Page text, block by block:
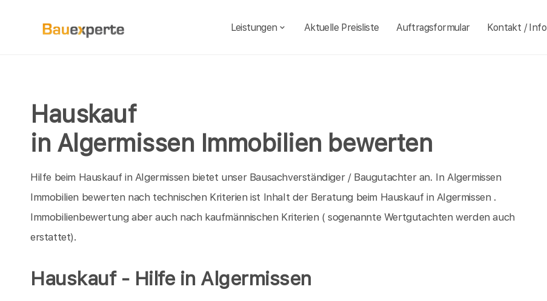
Leistungen Aktuelle Preisliste Auftragsformular Kontakt / Info
Hauskauf
in Algermissen Immobilien bewerten
Hilfe beim Hauskauf in Algermissen bietet unser Bausachverständiger / Baugutachter an. In Algermissen
Immobilien bewerten nach technischen Kriterien ist Inhalt der Beratung beim Hauskauf in Algermissen .
Immobilienbewertung aber auch nach kaufmännischen Kriterien ( sogenannte Wertgutachten werden auch
erstattet).
Hauskauf - Hilfe in Algermissen